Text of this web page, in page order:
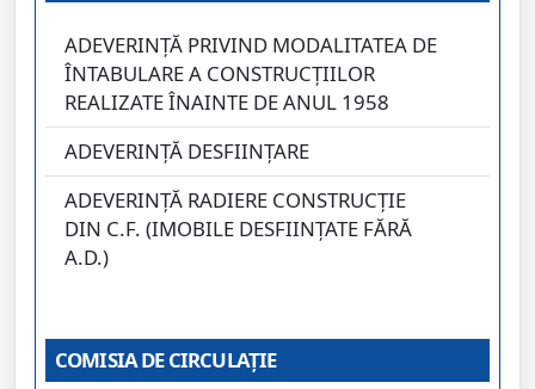
ADEVERINȚĂ PRIVIND MODALITATEA DE
ÎNTABULARE A CONSTRUCȚIILOR
REALIZATE ÎNAINTE DE ANUL 1958
ADEVERINȚĂ DESFIINȚARE
ADEVERINȚĂ RADIERE CONSTRUCȚIE
DIN C.F. (IMOBILE DESFIINȚATE FĂRĂ
A.D.)
COMISIA DE CIRCULAȚIE